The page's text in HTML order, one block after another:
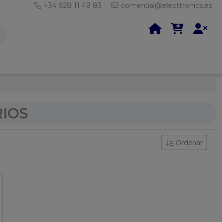
+34 928 11 49 83 comercial@electtronics.es
Ordenar